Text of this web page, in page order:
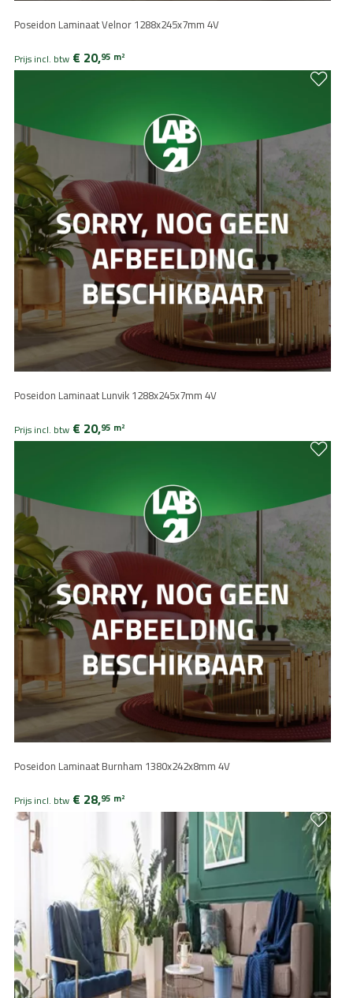
Poseidon Laminaat Velnor 1288x245x7mm 4V
Prijs incl. btw € 20,95 m2
Poseidon Laminaat Lunvik 1288x245x7mm 4V
Prijs incl. btw € 20,95 m2
Poseidon Laminaat Burnham 1380x242x8mm 4V
Prijs incl. btw € 28,95 m2